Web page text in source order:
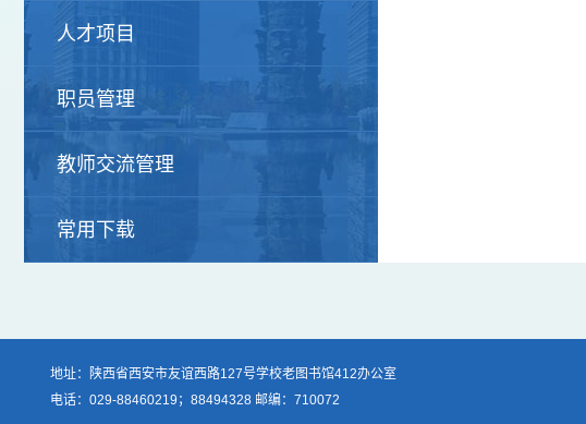
人才项目
职员管理
教师交流管理
常用下载
地址：陕西省西安市友谊西路127号学校老图书馆412办公室
电话：029-88460219；88494328 邮编：710072